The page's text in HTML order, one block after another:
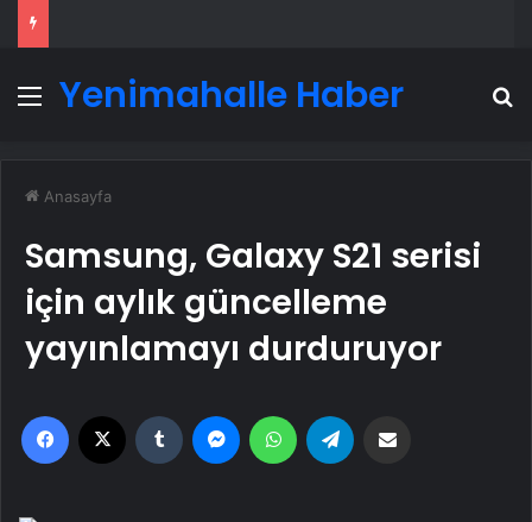
Menü
Yenimahalle Haber
Anasayfa
Samsung, Galaxy S21 serisi
için aylık güncelleme
yayınlamayı durduruyor
Facebook Tumblr MessengerWhatsApp